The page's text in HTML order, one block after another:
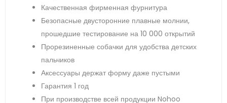
Качественная фирменная фурнитура
Безопасные двусторонние плавные молнии,
прошедшие тестирование на 10 000 открытий
Прорезиненные собачки для удобства детских
пальчиков
Аксессуары держат форму даже пустыми
Гарантия 1 год
При производстве всей продукции Nohoo